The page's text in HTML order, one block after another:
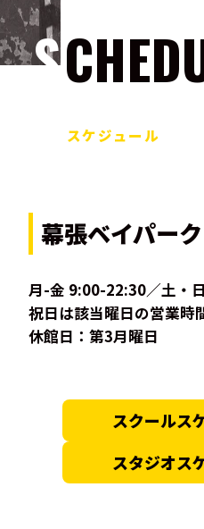
スケジュール
幕張ベイパー
月-金 9:00-22:30／土・
祝日は該当曜日の営業時
休館日：第3月曜日
スクールス
スタジオス